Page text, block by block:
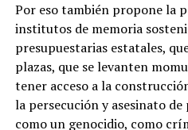
Por eso también propone la
institutos de memoria
presupuestarias estatales,
plazas, que se levanten
tener acceso a la
la persecución y asesinato
como un genocidio, como